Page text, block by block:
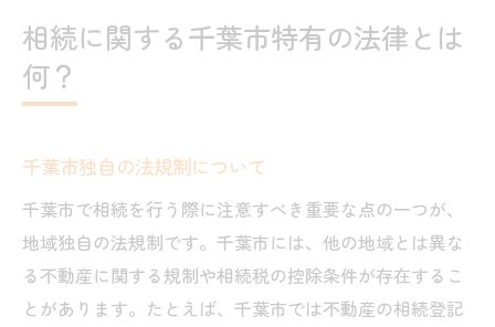
相続に関する千葉市特有の法律とは
何？
千葉市独自の法規制について
千葉市で相続を行う際に注意すべき重要な点の一つが、
地域独自の法規制です。千葉市には、他の地域とは異な
る不動産に関する規制や相続税の控除条件が存在するこ
とがあります。たとえば、千葉市では不動産の相続登記